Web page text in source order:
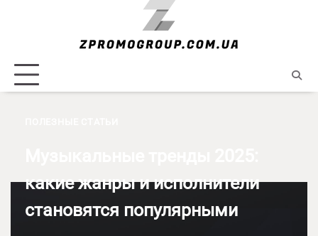
какие жанры и исполнители
становятся популярными